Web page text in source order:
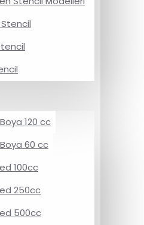
120 cc
60 cc
100cc
250cc
500cc